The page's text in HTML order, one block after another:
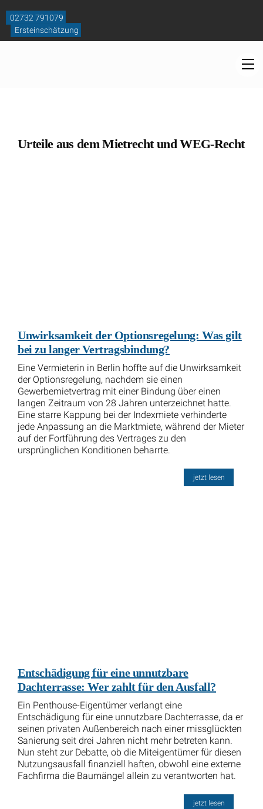
content
02732 791079
Ersteinschätzung
Urteile aus dem Mietrecht und WEG-Recht
Unwirksamkeit der Optionsregelung: Was gilt
bei zu langer Vertragsbindung?
Eine Vermieterin in Berlin hoffte auf die Unwirksamkeit
der Optionsregelung, nachdem sie einen
Gewerbemietvertrag mit einer Bindung über einen
langen Zeitraum von 28 Jahren unterzeichnet hatte.
Eine starre Kappung bei der Indexmiete verhinderte
jede Anpassung an die Marktmiete, während der Mieter
auf der Fortführung des Vertrages zu den
ursprünglichen Konditionen beharrte.
jetzt lesen
Entschädigung für eine unnutzbare
Dachterrasse: Wer zahlt für den Ausfall?
Ein Penthouse-Eigentümer verlangt eine
Entschädigung für eine unnutzbare Dachterrasse, da er
seinen privaten Außenbereich nach einer missglückten
Sanierung seit drei Jahren nicht mehr betreten kann.
Nun steht zur Debatte, ob die Miteigentümer für diesen
Nutzungsausfall finanziell haften, obwohl eine externe
Fachfirma die Baumängel allein zu verantworten hat.
jetzt lesen